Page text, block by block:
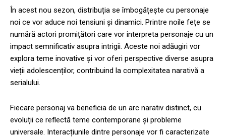
În acest nou sezon, distribuția se îmbogățește cu personaje
noi ce vor aduce noi tensiuni și dinamici. Printre noile fețe se
numără actori promițători care vor interpreta personaje cu un
impact semnificativ asupra intrigii. Aceste noi adăugiri vor
explora teme inovative și vor oferi perspective diverse asupra
vieții adolescenților, contribuind la complexitatea narativă a
serialului.
Fiecare personaj va beneficia de un arc narativ distinct, cu
evoluții ce reflectă teme contemporane și probleme
universale. Interacțiunile dintre personaje vor fi caracterizate